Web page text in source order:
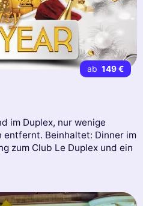
ab 149 €
im Duplex, nur wenige
entfernt. Beinhaltet: Dinner im
zum Club Le Duplex und ein